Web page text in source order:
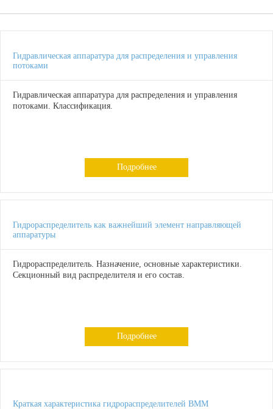
Гидравлическая аппаратура для распределения и управления
потоками
Гидравлическая аппаратура для распределения и управления
потоками. Классификация.
Подробнее
Гидрораспределитель как важнейший элемент направляющей
аппаратуры
Гидрораспределитель. Назначение, основные характеристики.
Секционный вид распределителя и его состав.
Подробнее
Краткая характеристика гидрораспределителей ВММ